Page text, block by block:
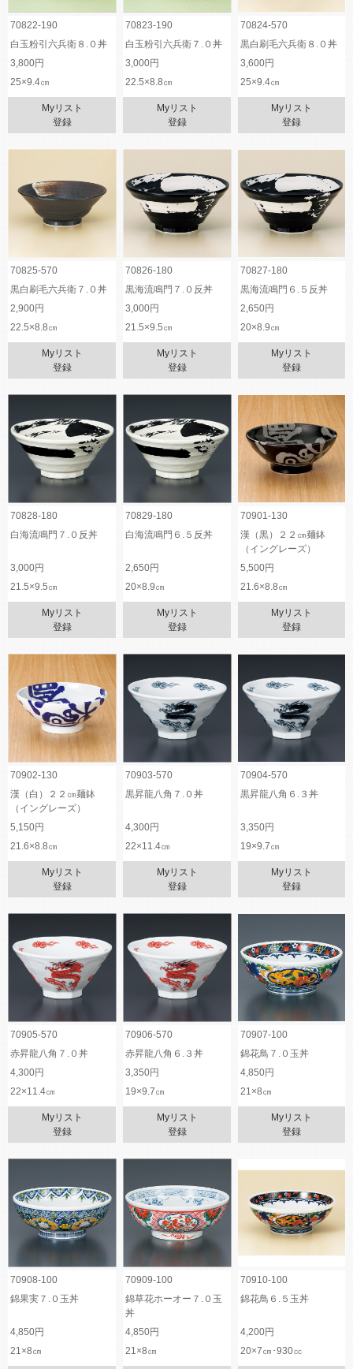
70822-190 70823-190
70824-570
白玉粉引六兵衛８.０丼
白玉粉引六兵衛７.０丼
黒白刷毛六兵衛８.０丼
3,800円
3,000円
3,600円
25×9.4㎝
22.5×8.8㎝ 25×9.4㎝
Myリスト
登録
Myリスト
登録
Myリスト
登録
70825-570 70826-180
70827-180
黒白刷毛六兵衛７.０丼
黒海流鳴門７.０反丼
黒海流鳴門６.５反丼
2,900円
3,000円
2,650円
22.5×8.8㎝
21.5×9.5㎝ 20×8.9㎝
Myリスト
登録
Myリスト
登録
Myリスト
登録
70828-180 70829-180
70901-130
白海流鳴門７.０反丼
白海流鳴門６.５反丼
漢（黒）２２㎝麺鉢
（イングレーズ）
3,000円
2,650円
5,500円
21.5×9.5㎝
20×8.9㎝ 21.6×8.8㎝
Myリスト
登録
Myリスト
登録
Myリスト
登録
70902-130 70903-570
70904-570
漢（白）２２㎝麺鉢
（イングレーズ）
黒昇龍八角７.０丼 黒昇龍八角６.３丼
5,150円 4,300円
3,350円
21.6×8.8㎝
22×11.4㎝ 19×9.7㎝
Myリスト
登録
Myリスト
登録
Myリスト
登録
70905-570 70906-570
70907-100
赤昇龍八角７.０丼
赤昇龍八角６.３丼
錦花鳥７.０玉丼
4,300円
3,350円
4,850円
22×11.4㎝
19×9.7㎝ 21×8㎝
Myリスト
登録
Myリスト
登録
Myリスト
登録
70908-100 70909-100
70910-100
錦果実７.０玉丼
錦草花ホーオー７.０玉
丼
錦花鳥６.５玉丼
4,850円 4,850円
4,200円
21×8㎝
21×8㎝ 20×7㎝･930㏄